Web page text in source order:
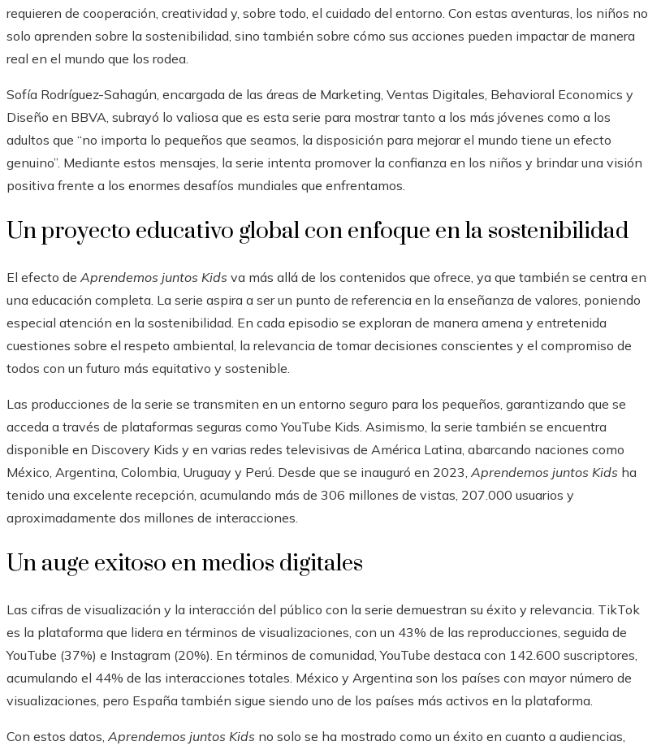
requieren de cooperación, creatividad y, sobre todo, el cuidado del entorno. Con estas aventuras, los niños no
solo aprenden sobre la sostenibilidad, sino también sobre cómo sus acciones pueden impactar de manera
real en el mundo que los rodea.
Sofía Rodríguez-Sahagún, encargada de las áreas de Marketing, Ventas Digitales, Behavioral Economics y
Diseño en BBVA, subrayó lo valiosa que es esta serie para mostrar tanto a los más jóvenes como a los
adultos que “no importa lo pequeños que seamos, la disposición para mejorar el mundo tiene un efecto
genuino”. Mediante estos mensajes, la serie intenta promover la confianza en los niños y brindar una visión
positiva frente a los enormes desafíos mundiales que enfrentamos.
Un proyecto educativo global con enfoque en la sostenibilidad
El efecto de Aprendemos juntos Kids va más allá de los contenidos que ofrece, ya que también se centra en
una educación completa. La serie aspira a ser un punto de referencia en la enseñanza de valores, poniendo
especial atención en la sostenibilidad. En cada episodio se exploran de manera amena y entretenida
cuestiones sobre el respeto ambiental, la relevancia de tomar decisiones conscientes y el compromiso de
todos con un futuro más equitativo y sostenible.
Las producciones de la serie se transmiten en un entorno seguro para los pequeños, garantizando que se
acceda a través de plataformas seguras como YouTube Kids. Asimismo, la serie también se encuentra
disponible en Discovery Kids y en varias redes televisivas de América Latina, abarcando naciones como
México, Argentina, Colombia, Uruguay y Perú. Desde que se inauguró en 2023, Aprendemos juntos Kids ha
tenido una excelente recepción, acumulando más de 306 millones de vistas, 207.000 usuarios y
aproximadamente dos millones de interacciones.
Un auge exitoso en medios digitales
Las cifras de visualización y la interacción del público con la serie demuestran su éxito y relevancia. TikTok
es la plataforma que lidera en términos de visualizaciones, con un 43% de las reproducciones, seguida de
YouTube (37%) e Instagram (20%). En términos de comunidad, YouTube destaca con 142.600 suscriptores,
acumulando el 44% de las interacciones totales. México y Argentina son los países con mayor número de
visualizaciones, pero España también sigue siendo uno de los países más activos en la plataforma.
Con estos datos, Aprendemos juntos Kids no solo se ha mostrado como un éxito en cuanto a audiencias,